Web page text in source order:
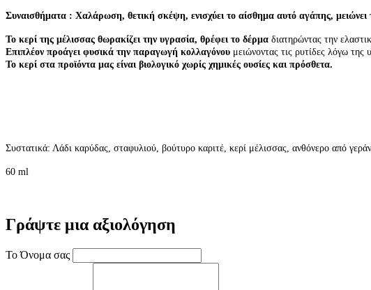
Συναισθήματα : Χαλάρωση, θετική σκέψη, ενισχύει το αίσθημα αυτό αγάπης, μειώνει
Το κερί της μέλισσας θωρακίζει την υγρασία, θρέφει το δέρμα διατηρώντας την
Επιπλέον προάγει φυσικά την παραγωγή κολλαγόνου μειώνοντας τις ρυτίδες λόγω
Το κερί στα προϊόντα μας είναι βιολογικό χωρίς χημικές ουσίες και πρόσθετα.
Συστατικά: Λάδι καρύδας, σταφυλιού, βούτυρο καριτέ, κερί μέλισσας, ανθόνερο από
60 ml
Γράψτε μια αξιολόγηση
Το Όνομα σας